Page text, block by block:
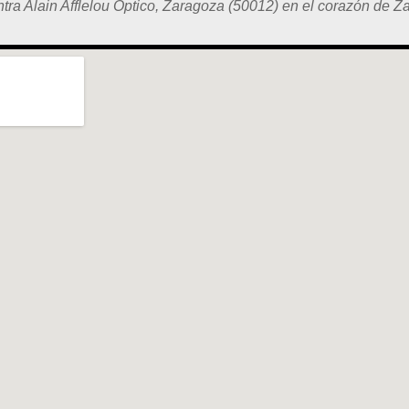
Alain Afflelou Óptico, Zaragoza (50012) en el corazón de